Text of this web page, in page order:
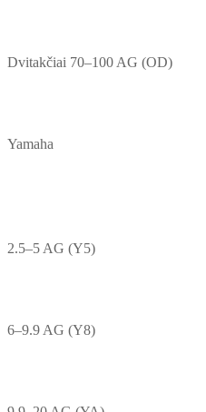
Dvitakčiai 70–100 AG (OD)
Yamaha
2.5–5 AG (Y5)
6–9.9 AG (Y8)